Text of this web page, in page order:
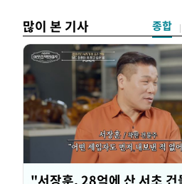
많이 본 기사 종합
"서장훈, 28억에 산 서초